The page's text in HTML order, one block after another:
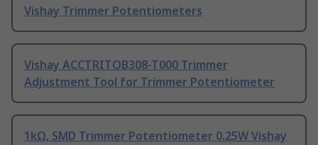
Vishay Trimmer Potentiometers
Vishay ACCTRITOB308-T000 Trimmer
Adjustment Tool for Trimmer Potentiometer
1kΩ, SMD Trimmer Potentiometer 0.25W Vishay